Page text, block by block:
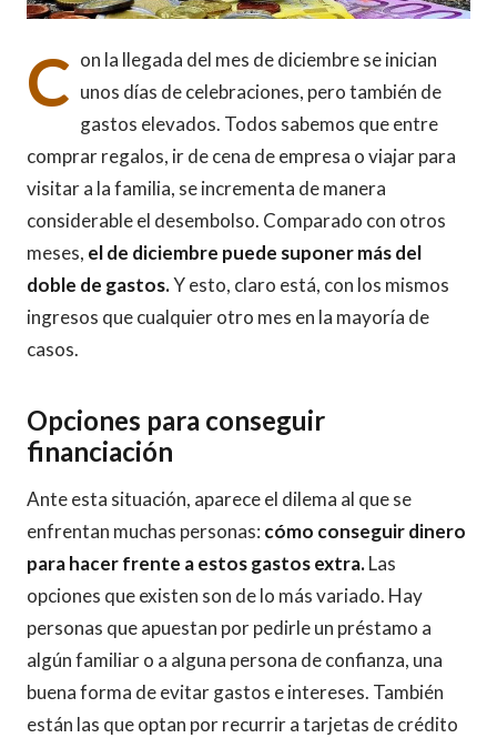
C on la llegada del mes de diciembre se inician
unos días de celebraciones, pero también de
gastos elevados. Todos sabemos que entre
comprar regalos, ir de cena de empresa o viajar para
visitar a la familia, se incrementa de manera
considerable el desembolso. Comparado con otros
meses, el de diciembre puede suponer más del
doble de gastos.Y esto, claro está, con los mismos
ingresos que cualquier otro mes en la mayoría de
casos.
Opciones para conseguir
financiación
Ante esta situación, aparece el dilema al que se
enfrentan muchas personas: cómo conseguir dinero
para hacer frente a estos gastos extra.Las
opciones que existen son de lo más variado. Hay
personas que apuestan por pedirle un préstamo a
algún familiar o a alguna persona de confianza, una
buena forma de evitar gastos e intereses. También
están las que optan por recurrir a tarjetas de crédito